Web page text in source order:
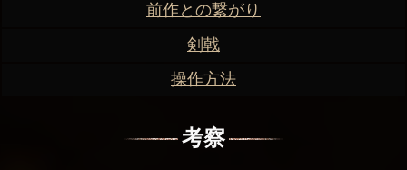
前作との繋がり
剣戟
操作方法
考察